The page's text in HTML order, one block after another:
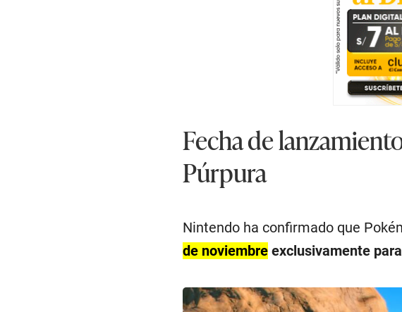
Fecha de
Púrpura
Nintendo ha confirmado que
de noviembre exclusivamente